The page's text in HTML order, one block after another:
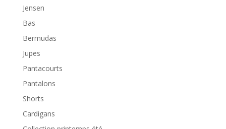
Jensen
Bas
Bermudas
Jupes
Pantacourts
Pantalons
Shorts
Cardigans